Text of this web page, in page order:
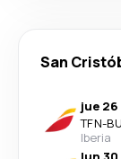
San
jue
TFN-
Iberia